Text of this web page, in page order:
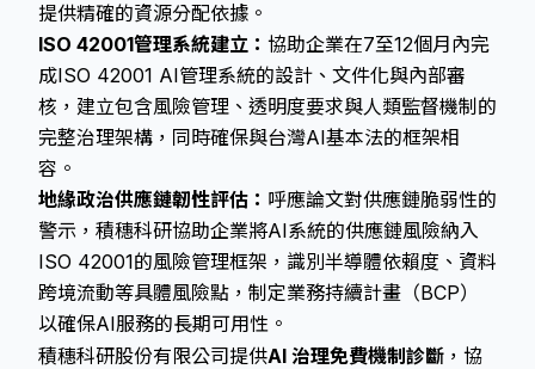
提供精確的資源分配依據。
ISO 42001管理系統建立： 協助企業在7至12個月內完
成ISO 42001 AI管理系統的設計、文件化與內部審
核，建立包含風險管理、透明度要求與人類監督機制的
完整治理架構，同時確保與台灣AI基本法的框架相
容。
地緣政治供應鏈韌性評估： 呼應論文對供應鏈脆弱性的
警示，積穗科研協助企業將AI系統的供應鏈風險納入
ISO 42001的風險管理框架，識別半導體依賴度、資料
跨境流動等具體風險點，制定業務持續計畫（BCP）
以確保AI服務的長期可用性。
積穗科研股份有限公司提供AI 治理免費機制診斷 ，協